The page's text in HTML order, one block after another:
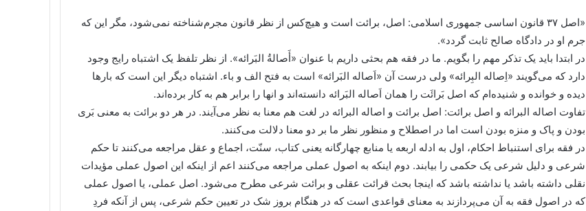
«اصل ۳۷ قانون اساسی جمهوری اسلامی: اصل‌، برائت است و هیچ‌کس از نظر قانون مجرم‌شناخته نمی‌شود، مگر این که
جرم او در دادگاه صالح ثابت گردد».
در ابتدا باید یک تذکر مهم را بگویم. ما در فقه هم بحثی داریم با عنوان «أَصالةُ البَرائه». از نظر تلفظ یک اشتباه رایج وجود
دارد که می‌گویند «اِصاله البِرائه» ولی درست آن «اَصاله البَرائه» است به فتح الف و باء. اشتباه دیگر این است که بارها
دیده و خوانده و شنیده‌ام که اصل بَرائَت را همان اَصاله البَرائه دانسته‌اند و انها را برابر هم به کار برده‌اند.
تفاوت اصاله البرائه و اصل برائت: اصل برائت و اصاله البرائه در لغت هم معنا به نظر می‌آیند. در هر دو برائت به معنی بَری
بودن و پاک و منزه بودن است اما در اصطلاح و منظور نظر ما بر دو معنا دلالت می‌کنند.
در فقه برای استنباط احکام، اول به ادله اربعه یا منابع چهارگانه یعنی کتاب، سنّت، اجماع و عقل مراجعه می‌کنند تا حکم
شرعی و دلیل شرعی یک حکمی را بیابند. دوم اینکه به اصول عملی مراجعه می‌کنند اعم از اینکه این اصول عملی مؤیدات
نقلی داشته باشد یا نداشته باشد که اینجا بحث قرائت عقلی و برائت شرعی مطرح می‌شود. اصل عملی، یا اصول عملی
که در اصول فقه به آن می‌پردازند به معنای قواعدی است که در هنگام بروز شک در تعیین حکم شرعی، پس از آنکه فردِ